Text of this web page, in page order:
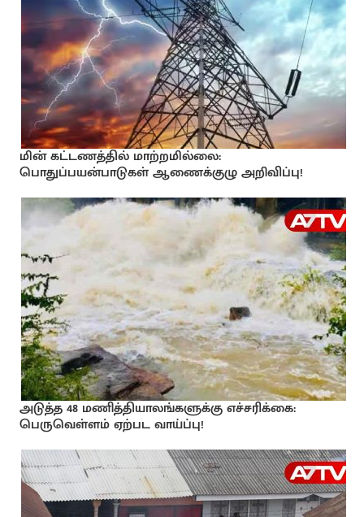
மின் கட்டணத்தில் மாற்றமில்லை:
பொதுப்பயன்பாடுகள் ஆணைக்குழு அறிவிப்பு!
அடுத்த 48 மணித்தியாலங்களுக்கு எச்சரிக்கை:
பெருவெள்ளம் ஏற்பட வாய்ப்பு!